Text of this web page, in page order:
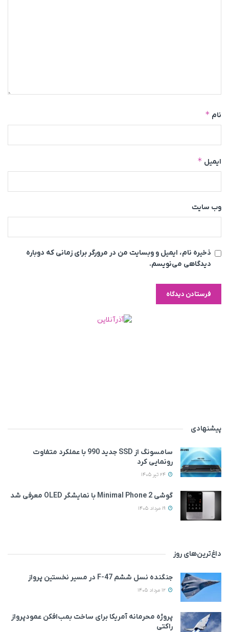
نام *
ایمیل *
وب‌ سایت
ذخیره نام، ایمیل و وبسایت من در مرورگر برای زمانی که دوباره
دیدگاهی می‌نویسم.
پیشنهادی
سامسونگ از SSD جدید 990 با عملکرد متفاوت
رونمایی کرد
گوشی Minimal Phone 2 با نمایشگر OLED معرفی شد
داغ‌ترین‌های روز
جنگنده نسل ششم F-47 در مسیر نخستین پرواز
پروژه محرمانه آمریکا برای ساخت بمب‌افکن عمودپرواز
راکتی